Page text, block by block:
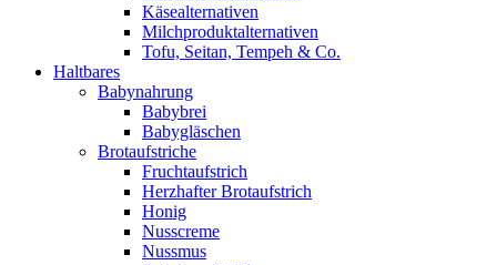
Käsealternativen
Milchproduktalternativen
Tofu, Seitan, Tempeh & Co.
Haltbares
Babynahrung
Babybrei
Babygläschen
Brotaufstriche
Fruchtaufstrich
Herzhafter Brotaufstrich
Honig
Nusscreme
Nussmus